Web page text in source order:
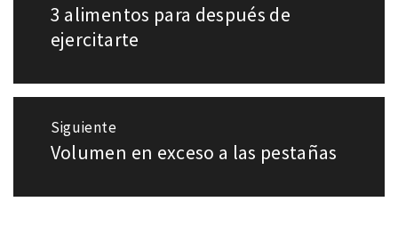
entradas
Entrada
anterior:
3 alimentos para después de
ejercitarte
Siguiente
Entrada
Volumen en exceso a las pestañas